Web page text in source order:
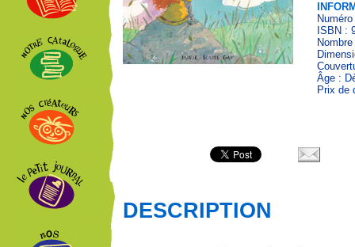
ISBN :
Âge :
Prix de
DESCRIPTION